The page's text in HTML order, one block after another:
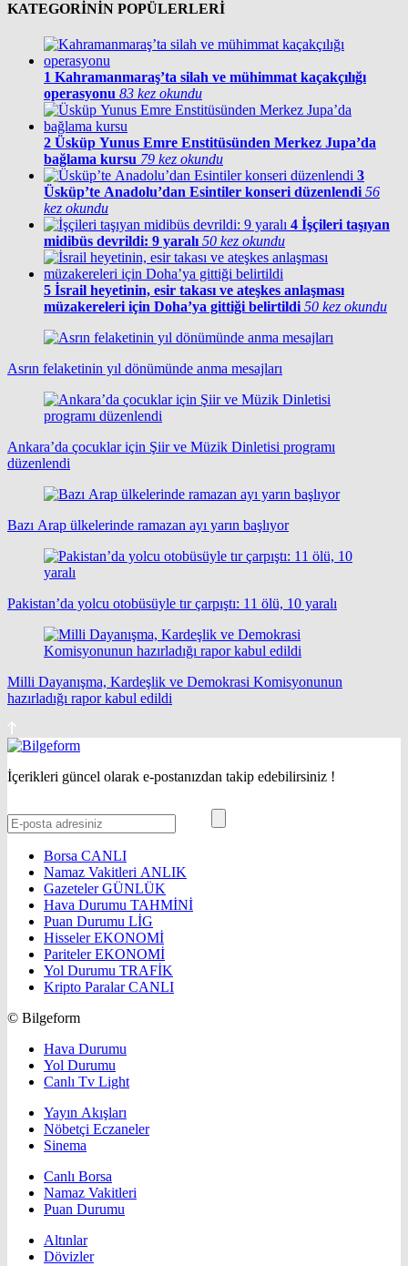
KATEGORİNİN POPÜLERLERİ
1 Kahramanmaraş’ta silah ve mühimmat kaçakçılığı
operasyonu 83 kez okundu
2 Üsküp Yunus Emre Enstitüsünden Merkez Jupa’da
bağlama kursu 79 kez okundu
3
Üsküp’te Anadolu’dan Esintiler konseri düzenlendi 56
kez okundu
4 İşçileri taşıyan
midibüs devrildi: 9 yaralı 50 kez okundu
5 İsrail heyetinin, esir takası ve ateşkes anlaşması
müzakereleri için Doha’ya gittiği belirtildi 50 kez okundu
Asrın felaketinin yıl dönümünde anma mesajları
Ankara’da çocuklar için Şiir ve Müzik Dinletisi programı
düzenlendi
Bazı Arap ülkelerinde ramazan ayı yarın başlıyor
Pakistan’da yolcu otobüsüyle tır çarpıştı: 11 ölü, 10 yaralı
Milli Dayanışma, Kardeşlik ve Demokrasi Komisyonunun
hazırladığı rapor kabul edildi
İçerikleri güncel olarak e-postanızdan takip edebilirsiniz !
Borsa CANLI
Namaz Vakitleri ANLIK
GazetelerGÜNLÜK
Hava Durumu TAHMİNİ
Puan Durumu LİG
HisselerEKONOMİ
ParitelerEKONOMİ
Yol Durumu TRAFİK
Kripto ParalarCANLI
© Bilgeform
Hava Durumu
Yol Durumu
Canlı Tv Light
Yayın Akışları
Nöbetçi Eczaneler
Sinema
Canlı Borsa
Namaz Vakitleri
Puan Durumu
Altınlar
Dövizler